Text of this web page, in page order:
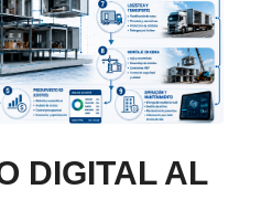
DIGITAL AL